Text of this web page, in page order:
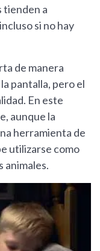
tienden a
si no hay
de manera
pantalla, pero el
En este
aunque la
herramienta de
utilizarse como
animales.